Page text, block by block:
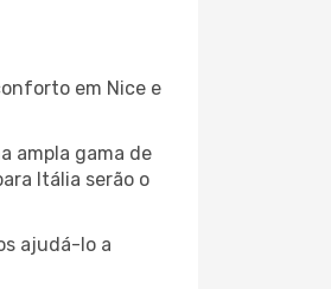
em Nice e
ampla gama de
Itália serão o
ajudá-lo a